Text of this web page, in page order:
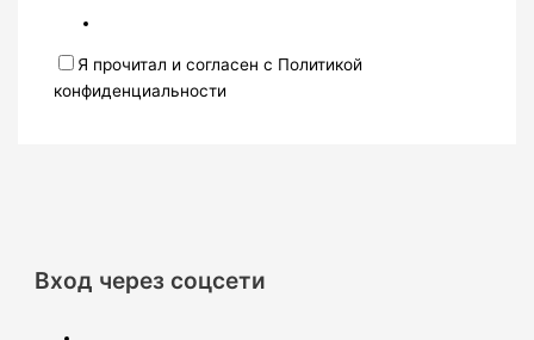
Я прочитал и согласен с Политикой
конфиденциальности
Вход через соцсети